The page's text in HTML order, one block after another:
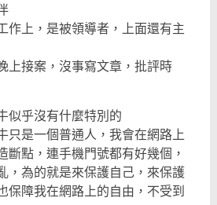
作上，是被領導者，上面還有主
上接案，沒事寫文章，批評時
似乎沒有什麼特別的
只是一個普通人，我會在網路上
斷點，連手機門號都有好幾個，
，為的就是來保護自己，來保護
保障我在網路上的自由，不受到